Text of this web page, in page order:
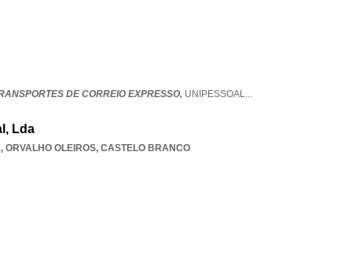
DE CORREIO EXPRESSO, UNIPESSOAL...
Lda
, ORVALHO OLEIROS, CASTELO BRANCO